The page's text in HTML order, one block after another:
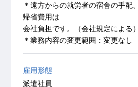
＊遠方からの就労者の宿舎の手配
帰省費用は
会社負担です。（会社規定による）
＊業務内容の変更範囲：変更なし
雇用形態
派遣社員